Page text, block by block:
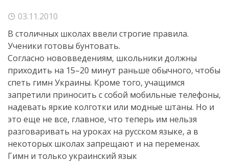
03.11.2010
В столичных школах ввели строгие правила.
Ученики готовы бунтовать.
Согласно нововведениям, школьники должны
приходить на 15–20 минут раньше обычного, чтобы
спеть гимн Украины. Кроме того, учащимся
запретили приносить с собой мобильные телефоны,
надевать яркие колготки или модные штаны. Но и
это еще не все, главное, что теперь им нельзя
разговаривать на уроках на русском языке, а в
некоторых школах запрещают и на переменах.
Гимн и только украинский язык